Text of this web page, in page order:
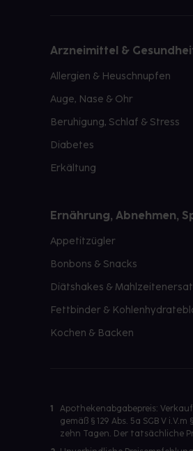
Arzneimittel &
Allergien & Heuschnupfen
Auge, Nase & Ohr
Beruhigung, Schlaf & Stress
Diabetes
Erkältung
Ernährung, Abnehmen,
Appetitzügler
Bonbons & Snacks
Diätshakes &
Fettbinder &
Kochen & Backen
1
Apothekenabgabepreis:
gemäß § 129 Abs. 5a SGB V
zehn Tagen. Der tatsächliche